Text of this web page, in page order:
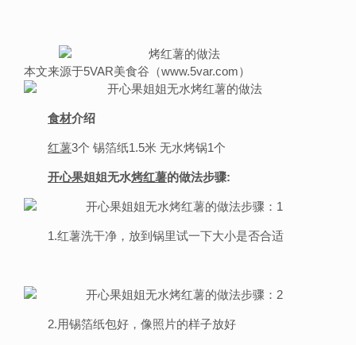
本文来源于5VAR美食谷（www.5var.com）
食材介绍
红薯3个 锡箔纸1.5米 无水烤锅1个
开心果姐姐无水烤红薯的做法步骤:
1.红薯洗干净，放到锅里试一下大小是否合适
2.用锡箔纸包好，像照片的样子放好